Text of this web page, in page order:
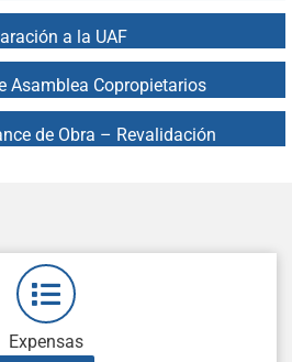
a la UAF
Asamblea Copropietarios
de Obra – Revalidación
Expensas